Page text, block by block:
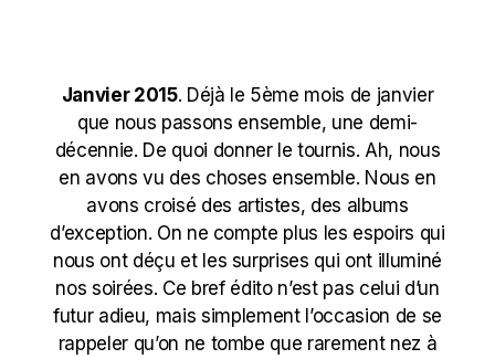
Janvier 2015. Déjà le 5ème mois de janvier
que nous passons ensemble, une demi-
décennie. De quoi donner le tournis. Ah, nous
en avons vu des choses ensemble. Nous en
avons croisé des artistes, des albums
d’exception. On ne compte plus les espoirs qui
nous ont déçu et les surprises qui ont illuminé
nos soirées. Ce bref édito n’est pas celui d’un
futur adieu, mais simplement l’occasion de se
rappeler qu’on ne tombe que rarement nez à